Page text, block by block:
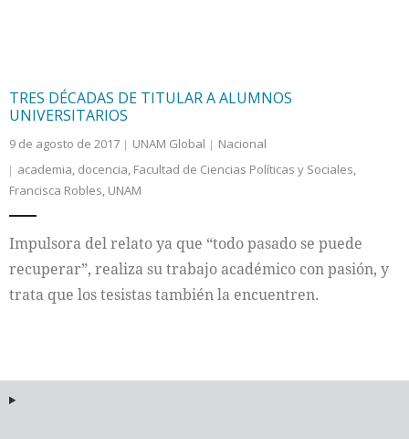
TRES DÉCADAS DE TITULAR A ALUMNOS
UNIVERSITARIOS
9 de agosto de 2017 UNAM Global
Nacional
academia, docencia, Facultad de Ciencias Políticas y Sociales,
Francisca Robles, UNAM
Impulsora del relato ya que “todo pasado se puede
recuperar”, realiza su trabajo académico con pasión, y
trata que los tesistas también la encuentren.